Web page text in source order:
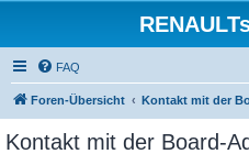
FAQ
Foren-Übersicht Kontakt mit der
Kontakt mit der Board-